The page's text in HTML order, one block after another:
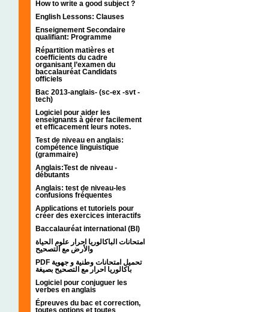
How to write a good subject ?
English Lessons: Clauses
Enseignement Secondaire
qualifiant: Programme
Répartition matières et
coefficients du cadre
organisant l’examen du
baccalauréat Candidats
officiels
Bac 2013-anglais- (sc-ex -svt -
tech)
Logiciel pour aider les
enseignants à gérer facilement
et efficacement leurs notes.
Test de niveau en anglais:
compétence linguistique
(grammaire)
Anglais:Test de niveau -
débutants
Anglais: test de niveau-les
confusions fréquentes
Applications et tutoriels pour
créer des exercices interactifs
Baccalauréat international (BI)
امتحانات الباكالوريا احرار علوم الحياة
والأرض مع التصحيح
PDF تحميل امتحانات وطنية و جهوية
باكالوريا احرار مع التصحيح بصيغة
Logiciel pour conjuguer les
verbes en anglais
Épreuves du bac et correction,
toutes options et toutes